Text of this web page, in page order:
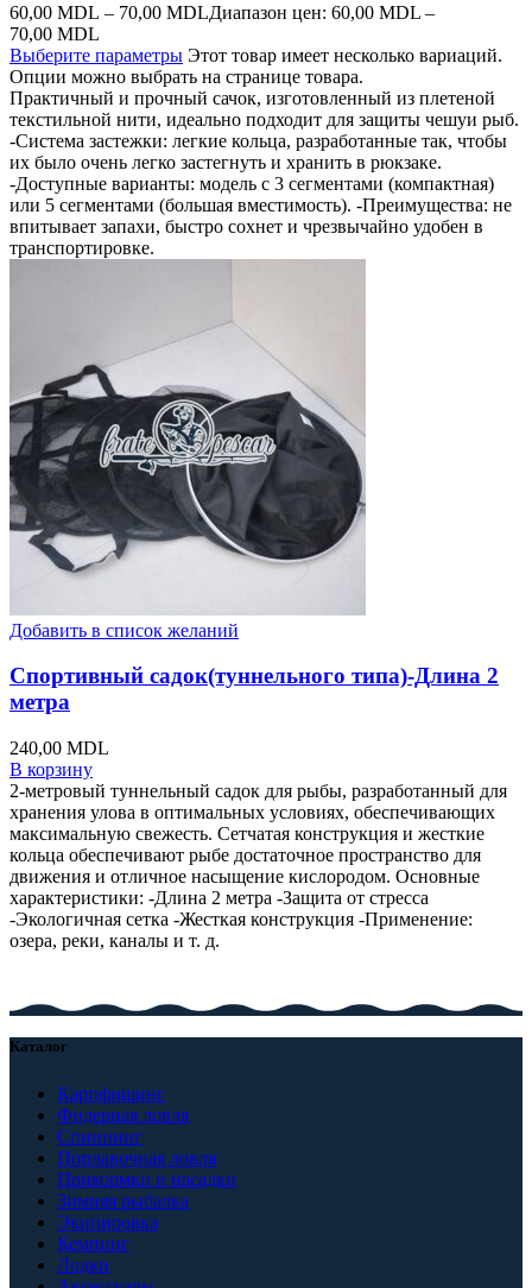
60,00 MDL – 70,00 MDLДиапазон цен: 60,00 MDL –
70,00 MDL
Выберите параметры Этот товар имеет несколько вариаций.
Опции можно выбрать на странице товара.
Практичный и прочный сачок, изготовленный из плетеной
текстильной нити, идеально подходит для защиты чешуи рыб.
-Система застежки: легкие кольца, разработанные так, чтобы
их было очень легко застегнуть и хранить в рюкзаке.
-Доступные варианты: модель с 3 сегментами (компактная)
или 5 сегментами (большая вместимость). -Преимущества: не
впитывает запахи, быстро сохнет и чрезвычайно удобен в
транспортировке.
Добавить в список желаний
Спортивный садок(туннельного типа)-Длина 2
метра
240,00 MDL
В корзину
2-метровый туннельный садок для рыбы, разработанный для
хранения улова в оптимальных условиях, обеспечивающих
максимальную свежесть. Сетчатая конструкция и жесткие
кольца обеспечивают рыбе достаточное пространство для
движения и отличное насыщение кислородом. Основные
характеристики: -Длина 2 метра -Защита от стресса
-Экологичная сетка -Жесткая конструкция -Применение:
озера, реки, каналы и т. д.
Каталог
Карпфишинг
Фидерная ловля
Спиннинг
Поплавочная ловля
Прикормки и насадки
Зимняя рыбалка
Экипировка
Кемпинг
Лодки